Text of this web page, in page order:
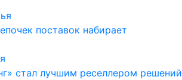
поставок набирает
стал лучшим реселлером решений